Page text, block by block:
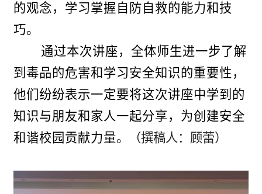
的观念，学习掌握自防自救的能力和技
巧。
通过本次讲座，全体师生进一步了解
到毒品的危害和学习安全知识的重要性，
他们纷纷表示一定要将这次讲座中学到的
知识与朋友和家人一起分享，为创建安全
和谐校园贡献力量。 （撰稿人：顾蕾）